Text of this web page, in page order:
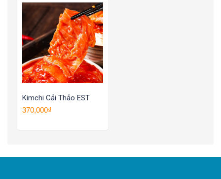
Kimchi Cải Thảo EST
370,000₫